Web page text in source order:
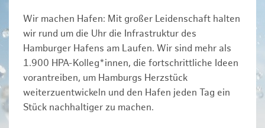
Wir machen Hafen: Mit großer Leidenschaft halten
wir rund um die Uhr die Infrastruktur des
Hamburger Hafens am Laufen. Wir sind mehr als
1.900 HPA-Kolleg*innen, die fortschrittliche Ideen
vorantreiben, um Hamburgs Herzstück
weiterzuentwickeln und den Hafen jeden Tag ein
Stück nachhaltiger zu machen.